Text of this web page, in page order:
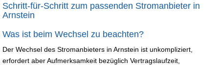
Schritt-für-Schritt zum passenden Stromanbieter in
Arnstein
Was ist beim Wechsel zu beachten?
Der Wechsel des Stromanbieters in Arnstein ist unkompliziert,
erfordert aber Aufmerksamkeit bezüglich Vertragslaufzeit,